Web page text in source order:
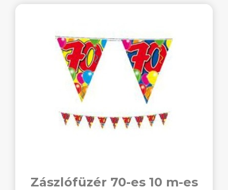
Zászlófüzér 70-es 10 m-es